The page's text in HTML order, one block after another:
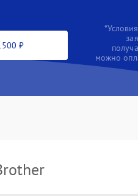
₽
можно